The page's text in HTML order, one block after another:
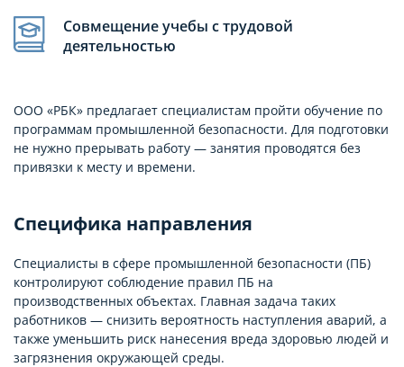
Совмещение учебы с трудовой
деятельностью
ООО «РБК» предлагает специалистам пройти обучение по
программам промышленной безопасности. Для подготовки
не нужно прерывать работу — занятия проводятся без
привязки к месту и времени.
Специфика направления
Специалисты в сфере промышленной безопасности (ПБ)
контролируют соблюдение правил ПБ на
производственных объектах. Главная задача таких
работников — снизить вероятность наступления аварий, а
также уменьшить риск нанесения вреда здоровью людей и
загрязнения окружающей среды.